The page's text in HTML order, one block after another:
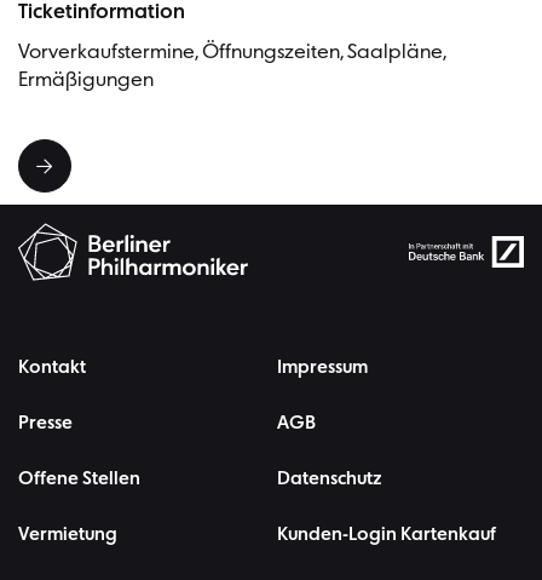
Ticketinformation
Vorverkaufstermine, Öffnungszeiten, Saalpläne,
Ermäßigungen
Kontakt
Presse
Offene Stellen
Vermietung
Impressum
AGB
Datenschutz
Kunden-Login Kartenkauf